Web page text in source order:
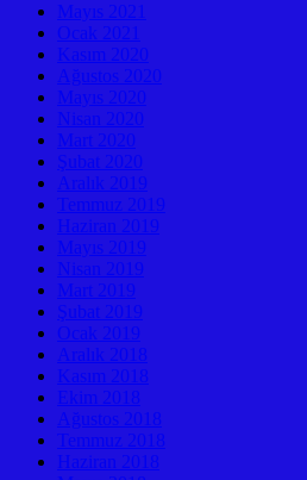
Mayıs 2021
Ocak 2021
Kasım 2020
Ağustos 2020
Mayıs 2020
Nisan 2020
Mart 2020
Şubat 2020
Aralık 2019
Temmuz 2019
Haziran 2019
Mayıs 2019
Nisan 2019
Mart 2019
Şubat 2019
Ocak 2019
Aralık 2018
Kasım 2018
Ekim 2018
Ağustos 2018
Temmuz 2018
Haziran 2018